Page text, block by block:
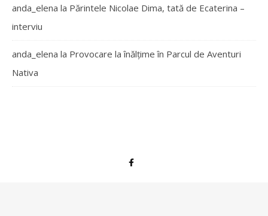
anda_elena la Părintele Nicolae Dima, tată de Ecaterina –
interviu
anda_elena la Provocare la înălțime în Parcul de Aventuri
Nativa